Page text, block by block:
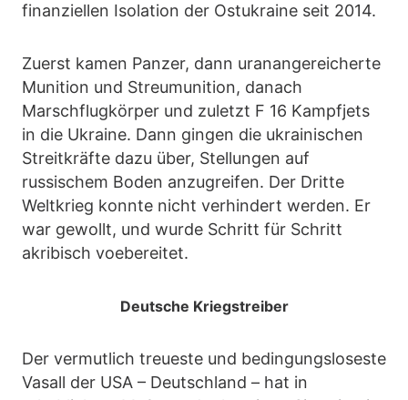
finanziellen Isolation der Ostukraine seit 2014.
Zuerst kamen Panzer, dann uranangereicherte
Munition und Streumunition, danach
Marschflugkörper und zuletzt F 16 Kampfjets
in die Ukraine. Dann gingen die ukrainischen
Streitkräfte dazu über, Stellungen auf
russischem Boden anzugreifen. Der Dritte
Weltkrieg konnte nicht verhindert werden. Er
war gewollt, und wurde Schritt für Schritt
akribisch voebereitet.
Deutsche Kriegstreiber
Der vermutlich treueste und bedingungsloseste
Vasall der USA – Deutschland – hat in